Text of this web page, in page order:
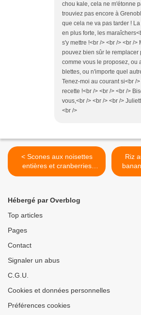
chou kale, cela ne m'étonne
trouviez pas encore à
que cela ne va pas tarder !
en plus forte, les
s'y mettre !<br /> <br /> <br />
pouvez bien sûr le remplacer
comme vous le proposez, ou
blettes, ou n'importe quel
Tenez-moi au courant si<br /
recette !<br /> <br /> <br />
vous,<br /> <br /> <br />
<br />
< Scones aux noisettes
entières et cranberries
séchées {vegan}
Riz
Hébergé par Overblog
Top articles
Pages
Contact
Signaler un abus
C.G.U.
Cookies et données personnelles
Préférences cookies